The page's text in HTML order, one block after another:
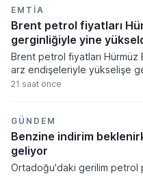
EMTIA
Brent petrol fiyatları
gerginliğiyle yine
Brent petrol fiyatları Hürmüz
arz endişeleriyle yükselişe
Doğu'daki jeopolitik
fiyatlamaları yukarı yönlü
21 saat önce
GÜNDEM
Benzine indirim
geliyor
Ortadoğu'daki gerilim petrol